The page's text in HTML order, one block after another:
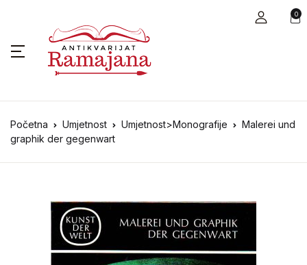
0
Početna Umjetnost Umjetnost>Monografije
Malerei und
graphik der gegenwart